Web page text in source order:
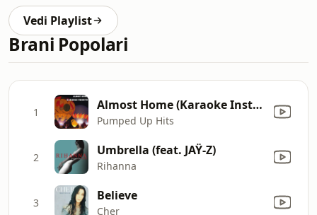
Vedi Playlist
Brani Popolari
1 Almost Home (Karaoke Instrumental Version) [Originally performed by Mariah Carey]
Pumped Up Hits
2 Umbrella (feat. JAŸ-Z)
Rihanna
3 Believe
Cher